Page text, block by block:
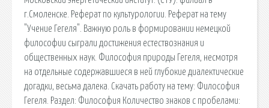
г.Смоленске. Реферат по культурологии. Реферат на тему
"Учение Гегеля". Важную роль в формировании немецкой
философии сыграли достижения естествознания и
общественных наук. Философия природы Гегеля, несмотря
на отдельные содержавшиеся в ней глубокие диалектические
догадки, весьма далека. Скачать работу на тему: Философия
Гегеля. Раздел: Философия Количество знаков с пробелами: